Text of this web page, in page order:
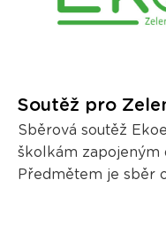
Soutěž pro
Sběrová soutěž
školkám zapojeným
Předmětem je sběr